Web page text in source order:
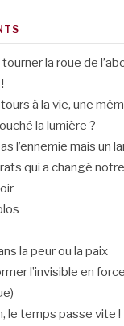
la roue de
à la vie, une
la lumière ?
l’ennemie mais un
qui a changé
la peur ou la paix
l’invisible en
le temps passe vite !